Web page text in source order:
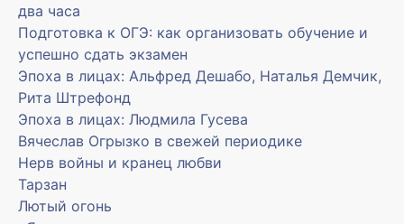
два часа
Подготовка к ОГЭ: как организовать обучение и
успешно сдать экзамен
Эпоха в лицах: Альфред Дешабо, Наталья Демчик,
Рита Штрефонд
Эпоха в лицах: Людмила Гусева
Вячеслав Огрызко в свежей периодике
Нерв войны и кранец любви
Тарзан
Лютый огонь